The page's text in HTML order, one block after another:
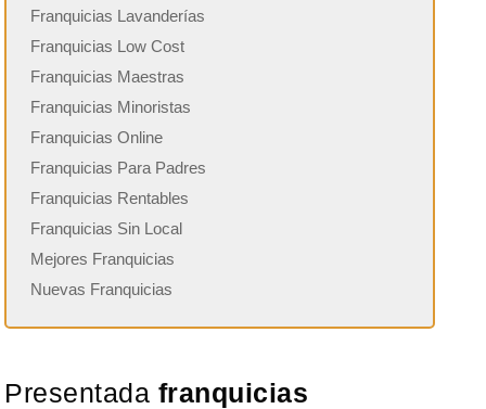
Franquicias Lavanderías
Franquicias Low Cost
Franquicias Maestras
Franquicias Minoristas
Franquicias Online
Franquicias Para Padres
Franquicias Rentables
Franquicias Sin Local
Mejores Franquicias
Nuevas Franquicias
Presentada franquicias